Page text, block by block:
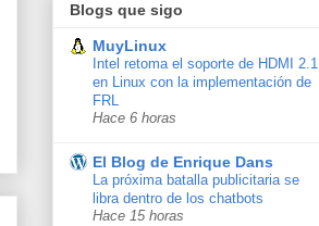
Blogs que sigo
MuyLinux
Intel retoma el soporte de HDMI 2.1
en Linux con la implementación de
FRL
Hace 6 horas
El Blog de Enrique Dans
La próxima batalla publicitaria se
libra dentro de los chatbots
Hace 15 horas